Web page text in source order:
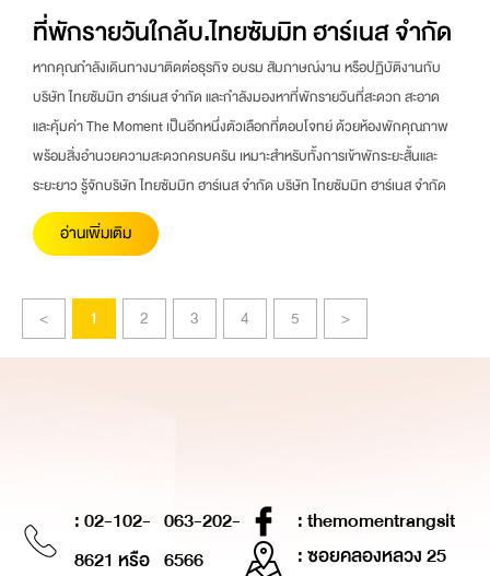
ที่พักรายวันใกล้บ.ไทยซัมมิท ฮาร์เนส จำกัด
หากคุณกำลังเดินทางมาติดต่อธุรกิจ อบรม สัมภาษณ์งาน หรือปฏิบัติงานกับ
บริษัท ไทยซัมมิท ฮาร์เนส จำกัด และกำลังมองหาที่พักรายวันที่สะดวก สะอาด
และคุ้มค่า The Moment เป็นอีกหนึ่งตัวเลือกที่ตอบโจทย์ ด้วยห้องพักคุณภาพ
พร้อมสิ่งอำนวยความสะดวกครบครัน เหมาะสำหรับทั้งการเข้าพักระยะสั้นและ
ระยะยาว รู้จักบริษัท ไทยซัมมิท ฮาร์เนส จำกัด บริษัท ไทยซัมมิท ฮาร์เนส จำกัด
อ่านเพิ่มเติม
< 1 2 3 4 5 >
: 02-102-
8621 หรือ
063-202-
6566
: themomentrangsit
: ซอยคลองหลวง 25